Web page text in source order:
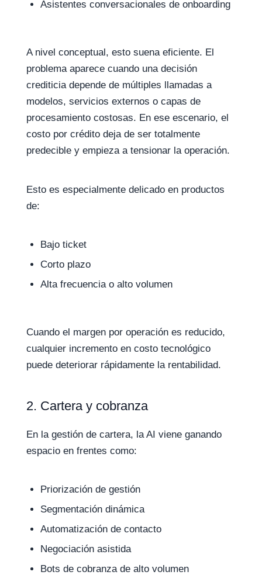
Asistentes conversacionales de onboarding
A nivel conceptual, esto suena eficiente. El
problema aparece cuando una decisión
crediticia depende de múltiples llamadas a
modelos, servicios externos o capas de
procesamiento costosas. En ese escenario, el
costo por crédito deja de ser totalmente
predecible y empieza a tensionar la operación.
Esto es especialmente delicado en productos
de:
Bajo ticket
Corto plazo
Alta frecuencia o alto volumen
Cuando el margen por operación es reducido,
cualquier incremento en costo tecnológico
puede deteriorar rápidamente la rentabilidad.
2. Cartera y cobranza
En la gestión de cartera, la AI viene ganando
espacio en frentes como:
Priorización de gestión
Segmentación dinámica
Automatización de contacto
Negociación asistida
Bots de cobranza de alto volumen